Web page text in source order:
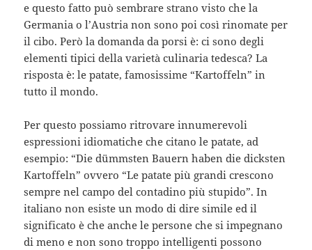
e questo fatto può sembrare strano visto che la
Germania o l’Austria non sono poi così rinomate per
il cibo. Però la domanda da porsi è: ci sono degli
elementi tipici della varietà culinaria tedesca? La
risposta è: le patate, famosissime “Kartoffeln” in
tutto il mondo.
Per questo possiamo ritrovare innumerevoli
espressioni idiomatiche che citano le patate, ad
esempio: “Die dümmsten Bauern haben die dicksten
Kartoffeln” ovvero “Le patate più grandi crescono
sempre nel campo del contadino più stupido”. In
italiano non esiste un modo di dire simile ed il
significato è che anche le persone che si impegnano
di meno e non sono troppo intelligenti possono